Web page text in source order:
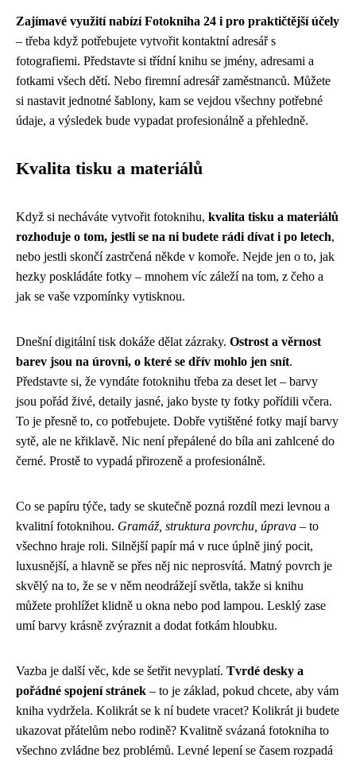
Zajímavé využití nabízí Fotokniha 24 i pro praktičtější účely
– třeba když potřebujete vytvořit kontaktní adresář s
fotografiemi. Představte si třídní knihu se jmény, adresami a
fotkami všech dětí. Nebo firemní adresář zaměstnanců. Můžete
si nastavit jednotné šablony, kam se vejdou všechny potřebné
údaje, a výsledek bude vypadat profesionálně a přehledně.
Kvalita tisku a materiálů
Když si necháváte vytvořit fotoknihu, kvalita tisku a materiálů
rozhoduje o tom, jestli se na ni budete rádi dívat i po letech,
nebo jestli skončí zastrčená někde v komoře. Nejde jen o to, jak
hezky poskládáte fotky – mnohem víc záleží na tom, z čeho a
jak se vaše vzpomínky vytisknou.
Dnešní digitální tisk dokáže dělat zázraky. Ostrost a věrnost
barev jsou na úrovni, o které se dřív mohlo jen snít.
Představte si, že vyndáte fotoknihu třeba za deset let – barvy
jsou pořád živé, detaily jasné, jako byste ty fotky pořídili včera.
To je přesně to, co potřebujete. Dobře vytištěné fotky mají barvy
sytě, ale ne křiklavě. Nic není přepálené do bíla ani zahlcené do
černé. Prostě to vypadá přirozeně a profesionálně.
Co se papíru týče, tady se skutečně pozná rozdíl mezi levnou a
kvalitní fotoknihou. Gramáž, struktura povrchu, úprava – to
všechno hraje roli. Silnější papír má v ruce úplně jiný pocit,
luxusnější, a hlavně se přes něj nic neprosvítá. Matný povrch je
skvělý na to, že se v něm neodrážejí světla, takže si knihu
můžete prohlížet klidně u okna nebo pod lampou. Lesklý zase
umí barvy krásně zvýraznit a dodat fotkám hloubku.
Vazba je další věc, kde se šetřit nevyplatí. Tvrdé desky a
pořádné spojení stránek – to je základ, pokud chcete, aby vám
kniha vydržela. Kolikrát se k ní budete vracet? Kolikrát ji budete
ukazovat přátelům nebo rodině? Kvalitně svázaná fotokniha to
všechno zvládne bez problémů. Levné lepení se časem rozpadá